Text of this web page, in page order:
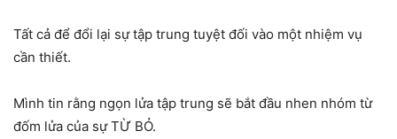
Tất cả để đổi lại sự tập trung tuyệt đối vào một nhiệm vụ
cần thiết.
Mình tin rằng ngọn lửa tập trung sẽ bắt đầu nhen nhóm từ
đốm lửa của sự TỪ BỎ.